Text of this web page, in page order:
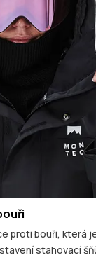
proti bouři, která
stahovací